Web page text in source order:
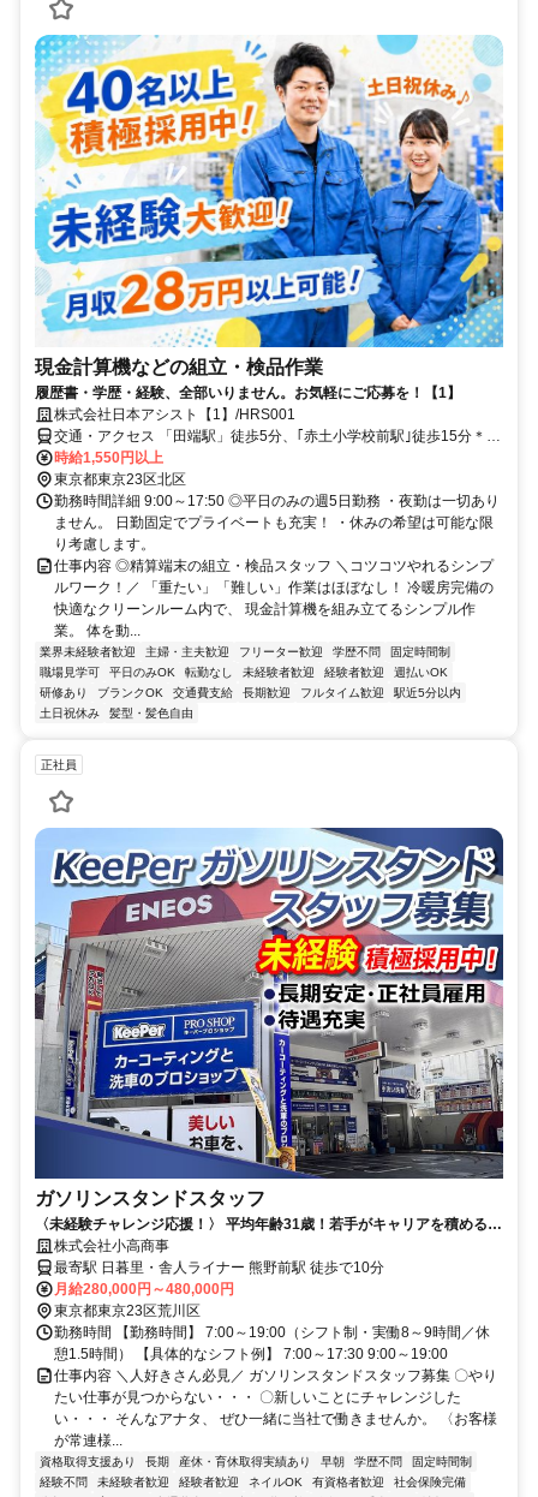
現金計算機などの組立・検品作業
履歴書・学歴・経験、全部いりません。お気軽にご応募を！【1】
株式会社日本アシスト【1】/HRS001
交通・アクセス 「田端駅」徒歩5分、｢赤土小学校前駅｣徒歩15分＊交
通費規定支給
時給1,550円以上
東京都東京23区北区
勤務時間詳細 9:00～17:50 ◎平日のみの週5日勤務 ・夜勤は一切あり
ません。 日勤固定でプライベートも充実！ ・休みの希望は可能な限
り考慮します。
仕事内容 ◎精算端末の組立・検品スタッフ ＼コツコツやれるシンプ
ルワーク！／ 「重たい」「難しい」作業はほぼなし！ 冷暖房完備の
快適なクリーンルーム内で、 現金計算機を組み立てるシンプル作
業。 体を動...
業界未経験者歓迎 主婦・主夫歓迎 フリーター歓迎 学歴不問
固定時間制
職場見学可
平日のみOK 転勤なし 未経験者歓迎 経験者歓迎
週払いOK
研修あり
ブランクOK 交通費支給 長期歓迎 フルタイム歓迎
駅近5分以内
土日祝休み
髪型・髪色自由
正社員
ガソリンスタンドスタッフ
〈未経験チャレンジ応援！〉 平均年齢31歳！若手がキャリアを積める高
環境！ 賞与年2回！完全週休2日
株式会社小高商事
最寄駅 日暮里・舎人ライナー 熊野前駅 徒歩で10分
月給280,000円～480,000円
東京都東京23区荒川区
勤務時間 【勤務時間】 7:00～19:00（シフト制・実働8～9時間／休
憩1.5時間） 【具体的なシフト例】 7:00～17:30 9:00～19:00
仕事内容 ＼人好きさん必見／ ガソリンスタンドスタッフ募集 〇やり
たい仕事が見つからない・・・ 〇新しいことにチャレンジした
い・・・ そんなアナタ、 ぜひ一緒に当社で働きませんか。 〈お客様
が常連様...
資格取得支援あり 長期 産休・育休取得実績あり 早朝 学歴不問
固定時間制
経験不問
未経験者歓迎 経験者歓迎 ネイルOK 有資格者歓迎
社会保険完備